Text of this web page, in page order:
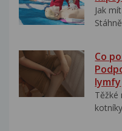
Jak
Co
lymfy
Těžké